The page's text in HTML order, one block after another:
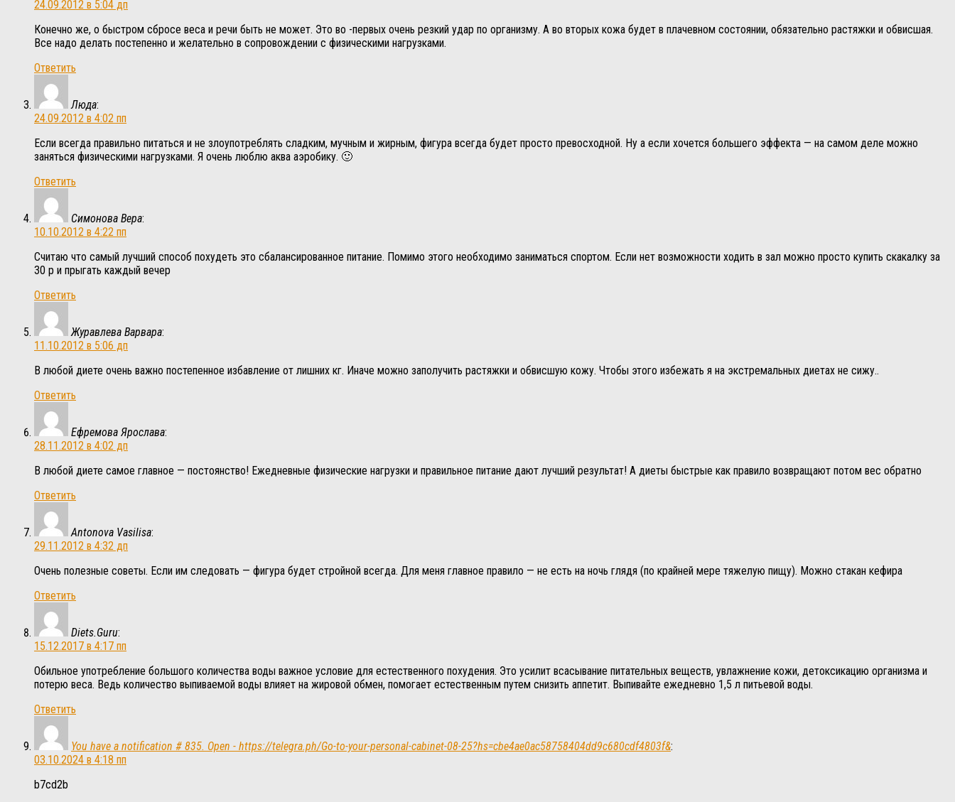
24.09.2012 в 5:04 дп
Конечно же, о быстром сбросе веса и речи быть не может. Это во -первых очень резкий удар по организму. А во вторых кожа будет в плачевном состоянии, обязательно растяжки и обвисшая.
Все надо делать постепенно и желательно в сопровождении с физическими нагрузками.
Ответить
Люда:
24.09.2012 в 4:02 пп
Если всегда правильно питаться и не злоупотреблять сладким, мучным и жирным, фигура всегда будет просто превосходной. Ну а если хочется большего эффекта — на самом деле можно
заняться физическими нагрузками. Я очень люблю аква аэробику. 🙂
Ответить
Симонова Вера:
10.10.2012 в 4:22 пп
Считаю что самый лучший способ похудеть это сбалансированное питание. Помимо этого необходимо заниматься спортом. Если нет возможности ходить в зал можно просто купить скакалку за
30 р и прыгать каждый вечер
Ответить
Журавлева Варвара:
11.10.2012 в 5:06 дп
В любой диете очень важно постепенное избавление от лишних кг. Иначе можно заполучить растяжки и обвисшую кожу. Чтобы этого избежать я на экстремальных диетах не сижу..
Ответить
Ефремова Ярослава:
28.11.2012 в 4:02 дп
В любой диете самое главное — постоянство! Ежедневные физические нагрузки и правильное питание дают лучший результат! А диеты быстрые как правило возвращают потом вес обратно
Ответить
Antonova Vasilisa:
29.11.2012 в 4:32 дп
Очень полезные советы. Если им следовать — фигура будет стройной всегда. Для меня главное правило — не есть на ночь глядя (по крайней мере тяжелую пищу). Можно стакан кефира
Ответить
Diets.Guru:
15.12.2017 в 4:17 пп
Обильное употребление большого количества воды важное условие для естественного похудения. Это усилит всасывание питательных веществ, увлажнение кожи, детоксикацию организма и
потерю веса. Ведь количество выпиваемой воды влияет на жировой обмен, помогает естественным путем снизить аппетит. Выпивайте ежедневно 1,5 л питьевой воды.
Ответить
You have a notification # 835. Open - https://telegra.ph/Go-to-your-personal-cabinet-08-25?hs=cbe4ae0ac58758404dd9c680cdf4803f&:
03.10.2024 в 4:18 пп
b7cd2b